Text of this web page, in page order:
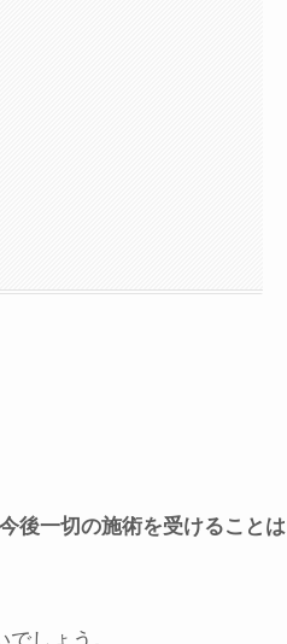
後一切の施術を受けることは
しょう。